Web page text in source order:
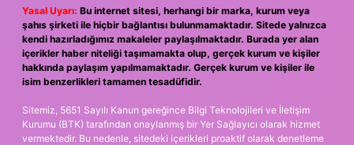
Yasal Uyarı: Bu internet sitesi, herhangi bir marka, kurum veya
şahıs şirketi ile hiçbir bağlantısı bulunmamaktadır. Sitede yalnızca
kendi hazırladığımız makaleler paylaşılmaktadır. Burada yer alan
içerikler haber niteliği taşımamakta olup, gerçek kurum ve kişiler
hakkında paylaşım yapılmamaktadır. Gerçek kurum ve kişiler ile
isim benzerlikleri tamamen tesadüfidir.
Sitemiz, 5651 Sayılı Kanun gereğince Bilgi Teknolojileri ve İletişim
Kurumu (BTK) tarafından onaylanmış bir Yer Sağlayıcı olarak hizmet
vermektedir. Bu nedenle, sitedeki içerikleri proaktif olarak denetleme